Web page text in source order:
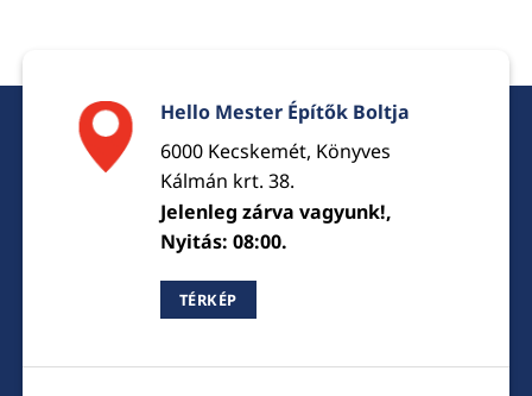
Hello Mester Építők Boltja
6000 Kecskemét, Könyves
Kálmán krt. 38.
Jelenleg zárva vagyunk!,
Nyitás: 08:00.
TÉRKÉP